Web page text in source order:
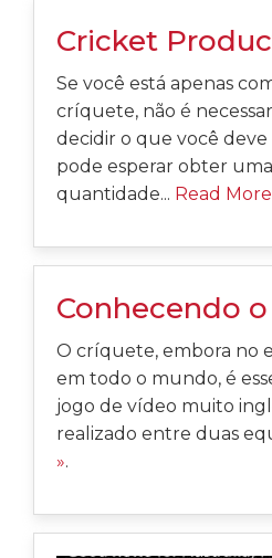
Cricket
Se você está apenas
críquete, não é
decidir o que você deve
pode esperar obter
quantidade... Read
Conhecendo
O críquete, embora no
em todo o mundo, é
jogo de vídeo muito
realizado entre duas
».